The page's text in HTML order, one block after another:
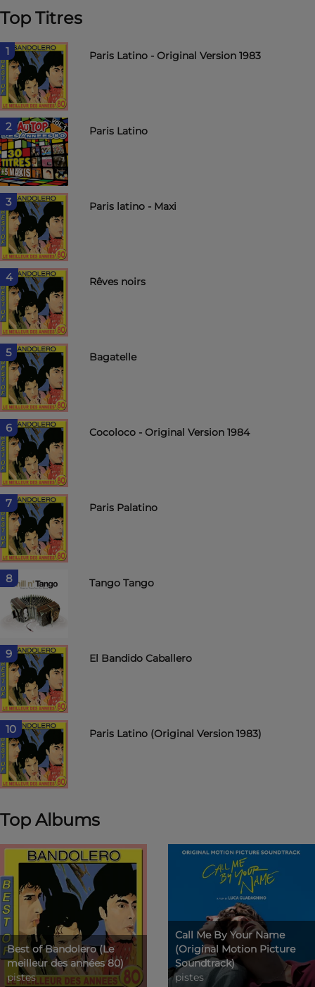
Top Titres
1 Paris Latino - Original Version 1983
2 Paris Latino
3 Paris latino - Maxi
4 Rêves noirs
5 Bagatelle
6 Cocoloco - Original Version 1984
7 Paris Palatino
8 Tango Tango
9 El Bandido Caballero
10 Paris Latino (Original Version 1983)
Top Albums
Best of Bandolero (Le
meilleur des années 80)
pistes
Call Me By Your Name
(Original Motion Picture
Soundtrack)
pistes